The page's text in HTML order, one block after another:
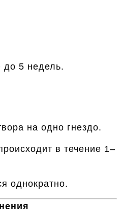
до 5 недель.
на одно гнездо.
в течение 1–
однократно.